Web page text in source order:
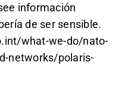
información
de ser sensible.
what-we-do/nato-
networks/polaris-